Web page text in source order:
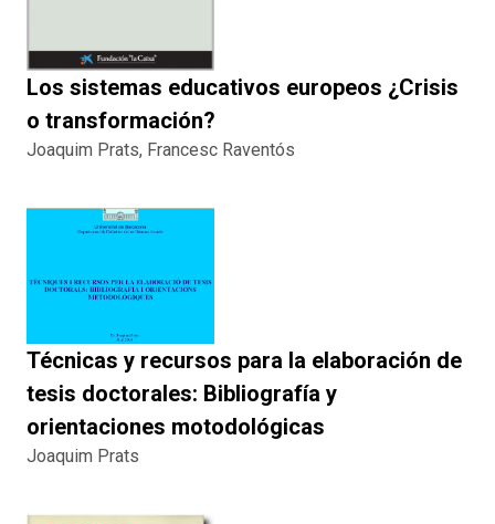
Los sistemas educativos europeos ¿Crisis
o transformación?
Joaquim Prats, Francesc Raventós
Técnicas y recursos para la elaboración de
tesis doctorales: Bibliografía y
orientaciones motodológicas
Joaquim Prats